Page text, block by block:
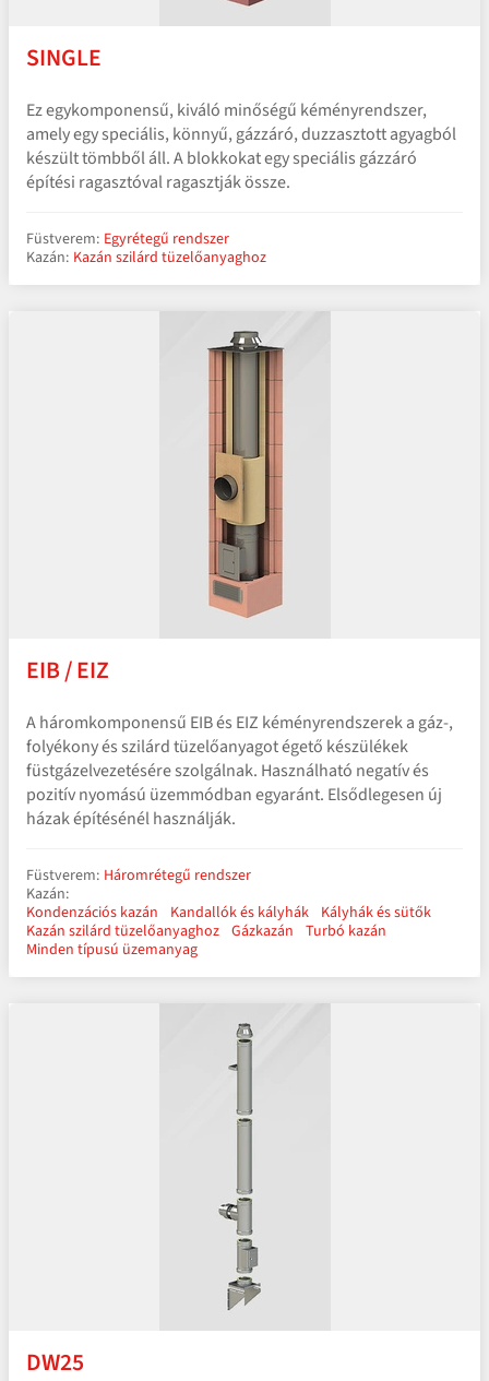
SINGLE
Ez egykomponensű, kiváló minőségű kéményrendszer,
amely egy speciális, könnyű, gázzáró, duzzasztott agyagból
készült tömbből áll. A blokkokat egy speciális gázzáró
építési ragasztóval ragasztják össze.
Füstverem: Egyrétegű rendszer
Kazán: Kazán szilárd tüzelőanyaghoz
EIB / EIZ
A háromkomponensű EIB és EIZ kéményrendszerek a gáz‑,
folyékony és szilárd tüzelőanyagot égető készülékek
füstgázelvezetésére szolgálnak. Használható negatív és
pozitív nyomású üzemmódban egyaránt. Elsődlegesen új
házak építésénél használják.
Füstverem: Háromrétegű rendszer
Kazán:
Kondenzációs kazán
Kandallók és kályhák Kályhák és sütők
Kazán szilárd tüzelőanyaghoz Gázkazán Turbó kazán
Minden típusú üzemanyag
DW25